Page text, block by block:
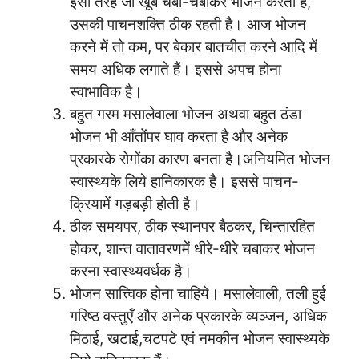
उसकी पाचनशक्ति ठीक रहती है। आज भोजन
करने में तो कम, पर बेकार बातचीत करने आदि में
समय अधिक लगाते हैं। इससे अपच होना
स्वाभाविक है।
बहुत गरम मसालेवाला भोजन अथवा बहुत ठंडा
भोजन भी आँतोंपर घाव करता है और अनेक
प्रकारके रोगोंका कारण बनता है।अनियमित भोजन
स्वास्थ्यके लिये हानिकारक है। इससे पाचन-
क्रियामें गड़बड़ी होती है।
ठीक समयपर, ठीक स्थानपर बैठकर, चिन्तारहित
होकर, शान्त वातावरणमें धीरे-धीरे चबाकर भोजन
करना स्वास्थ्यवर्धक है।
भोजन सात्त्विक होना चाहिये। मसालेवाली, तली हुई
गरिष्ठ वस्तुएँ और अनेक प्रकारके व्यञ्जन, अधिक
मिठाई, खटाई,चटपटे एवं नमकीन भोजन स्वास्थ्यके